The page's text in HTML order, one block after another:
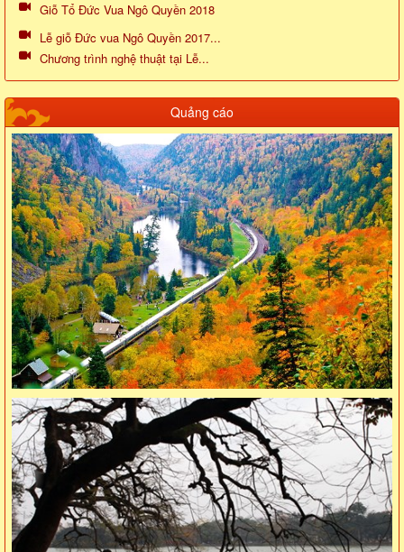
Giỗ Tổ Đức Vua Ngô Quyền 2018
Lễ giỗ Đức vua Ngô Quyền 2017...
Chương trình nghệ thuật tại Lễ...
Quảng cáo